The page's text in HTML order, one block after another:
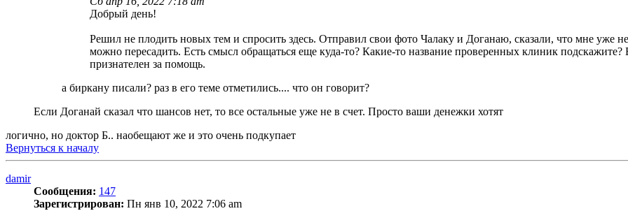
Добрый день!
Решил не плодить новых тем и спросить здесь. Отправил свои фото Чалаку и Доганаю, сказали, что мне уже
можно пересадить. Есть смысл обращаться еще куда-то? Какие-то название проверенных клиник
признателен за помощь.
а биркану писали? раз в его теме отметились.... что он говорит?
Если Доганай сказал что шансов нет, то все остальные уже не в счет. Просто ваши денежки хотят
логично, но доктор Б.. наобещают же и это очень подкупает
Вернуться к началу
damir
Сообщения: 147
Зарегистрирован: Пн янв 10, 2022 7:06 am